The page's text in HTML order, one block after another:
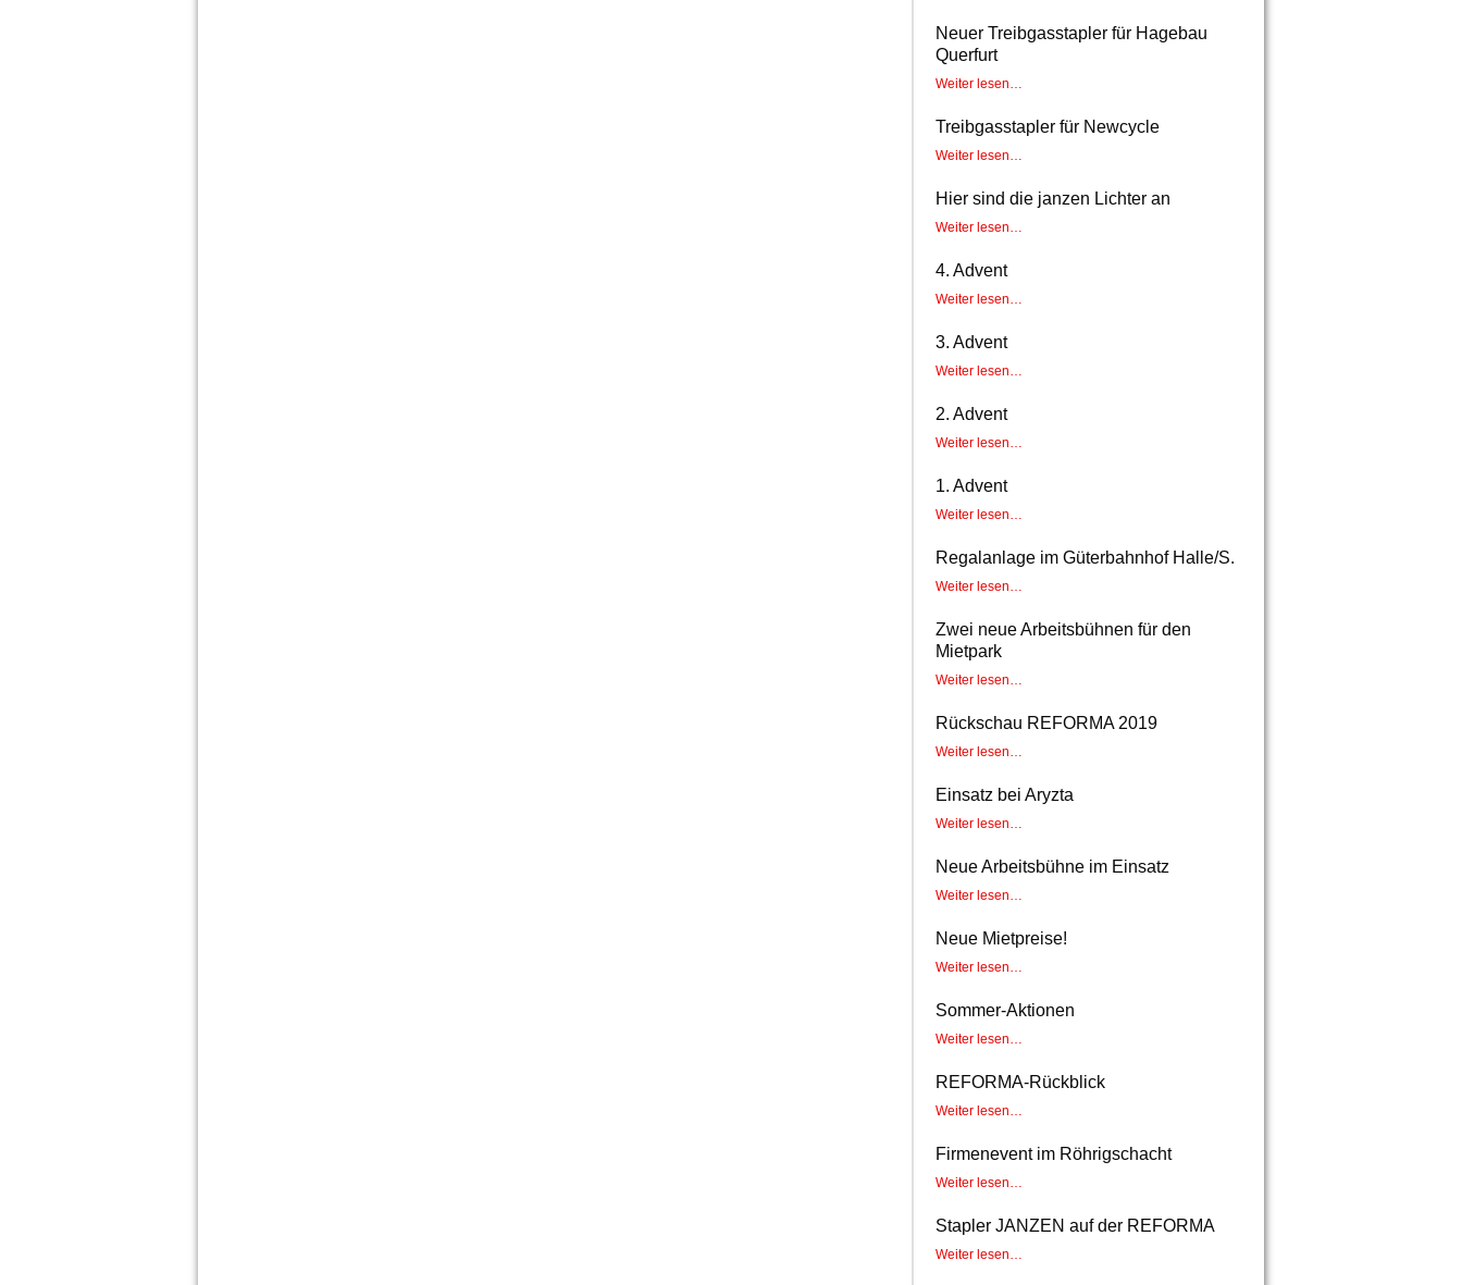
Neuer Treibgasstapler für Hagebau
Querfurt
Weiter lesen…
Treibgasstapler für Newcycle
Weiter lesen…
Hier sind die janzen Lichter an
Weiter lesen…
4. Advent
Weiter lesen…
3. Advent
Weiter lesen…
2. Advent
Weiter lesen…
1. Advent
Weiter lesen…
Regalanlage im Güterbahnhof Halle/S.
Weiter lesen…
Zwei neue Arbeitsbühnen für den
Mietpark
Weiter lesen…
Rückschau REFORMA 2019
Weiter lesen…
Einsatz bei Aryzta
Weiter lesen…
Neue Arbeitsbühne im Einsatz
Weiter lesen…
Neue Mietpreise!
Weiter lesen…
Sommer-Aktionen
Weiter lesen…
REFORMA-Rückblick
Weiter lesen…
Firmenevent im Röhrigschacht
Weiter lesen…
Stapler JANZEN auf der REFORMA
Weiter lesen…